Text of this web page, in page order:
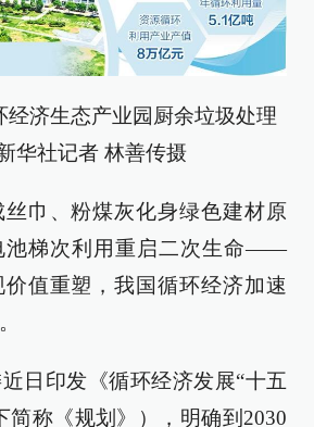
经济生态产业园厨余垃圾处理
华社记者 林善传摄
巾、粉煤灰化身绿色建材原
池梯次利用重启二次生命——
值重塑，我国循环经济加速
日印发《循环经济发展“十五
简称《规划》），明确到2030